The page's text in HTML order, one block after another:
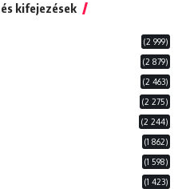
kifejezések
(2 999)
(2 879)
(2 463)
(2 275)
(2 244)
(1 862)
(1 598)
(1 423)